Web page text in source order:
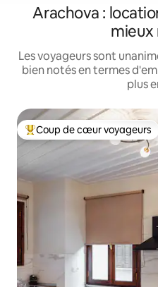
Arachova :
mieux
Les voyageurs sont
bien notés en termes
plus
Coups de cœur voyageurs
Coup de cœur voyageurs